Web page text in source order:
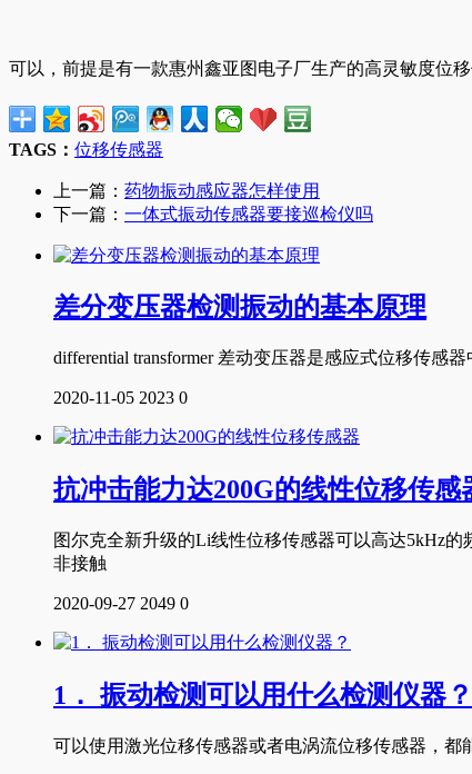
可以，前提是有一款惠州鑫亚图电子厂生产的高灵敏度位
TAGS： 位移传感器
上一篇： 药物振动感应器怎样使用
下一篇： 一体式振动传感器要接巡检仪吗
差分变压器检测振动的基本原理
differential transformer 差动变压器是感应式位移传
2020-11-05 2023 0
抗冲击能力达200G的线性位移传感
图尔克全新升级的Li线性位移传感器可以高达5kHz
非接触
2020-09-27 2049 0
1． 振动检测可以用什么检测仪器？
可以使用激光位移传感器或者电涡流位移传感器，都